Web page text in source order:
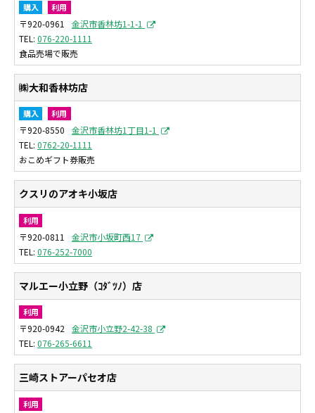
購入 利用
〒920-0961
金沢市香林坊1-1-1
076-220-1111
食品売場で販売
㈱大和香林坊店
購入 利用
〒920-8550
金沢市香林坊1丁目1-1
0762-20-1111
おこめギフト券販売
クスリのアオキ小坂店
利用
〒920-0811
金沢市小坂町西17
076-252-7000
マルエー小立野（ｺﾀﾞﾂﾉ）店
利用
〒920-0942
金沢市小立野2-42-38
076-265-6611
三崎ストアーパセオ店
利用